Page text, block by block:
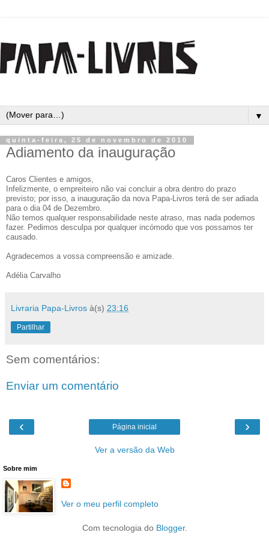
▼
quinta-feira, 25 de novembro de 2010
Adiamento da inauguração
Caros Clientes e amigos,
Infelizmente, o empreiteiro não vai concluir a obra dentro do prazo
previsto; por isso, a inauguração da nova Papa-Livros terá de ser adiada
para o dia 04 de Dezembro.
Não temos qualquer responsabilidade neste atraso, mas nada podemos
fazer. Pedimos desculpa por qualquer incómodo que vos possamos ter
causado.
Agradecemos a vossa compreensão e amizade.
Adélia Carvalho
Livraria Papa-Livros à(s) 23:16
Partilhar
Sem comentários:
Enviar um comentário
‹ ›
Página inicial
Ver a versão da Web
Sobre mim
Ver o meu perfil completo
Com tecnologia do Blogger.